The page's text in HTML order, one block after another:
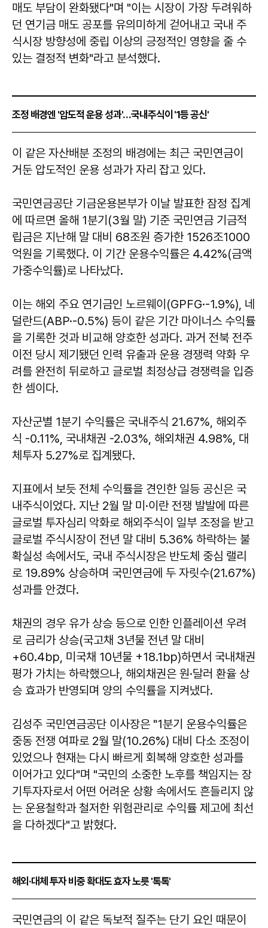
매도 부담이 완화됐다"며 "이는 시장이 가장 두려워하
던 연기금 매도 공포를 유의미하게 걷어내고 국내 주
식시장 방향성에 중립 이상의 긍정적인 영향을 줄 수
있는 결정적 변화"라고 분석했다.
조정 배경엔 '압도적 운용 성과'…국내주식이 '1등 공신'
이 같은 자산배분 조정의 배경에는 최근 국민연금이
거둔 압도적인 운용 성과가 자리 잡고 있다.
국민연금공단 기금운용본부가 이날 발표한 잠정 집계
에 따르면 올해 1분기(3월 말) 기준 국민연금 기금적
립금은 지난해 말 대비 68조원 증가한 1526조1000
억원을 기록했다. 이 기간 운용수익률은 4.42%(금액
가중수익률)로 나타났다.
이는 해외 주요 연기금인 노르웨이(GPFG·-1.9%), 네
덜란드(ABP·-0.5%) 등이 같은 기간 마이너스 수익률
을 기록한 것과 비교해 양호한 성과다. 과거 전북 전주
이전 당시 제기됐던 인력 유출과 운용 경쟁력 약화 우
려를 완전히 뒤로하고 글로벌 최정상급 경쟁력을 입증
한 셈이다.
자산군별 1분기 수익률은 국내주식 21.67%, 해외주
식 -0.11%, 국내채권 -2.03%, 해외채권 4.98%, 대
체투자 5.27%로 집계됐다.
지표에서 보듯 전체 수익률을 견인한 일등 공신은 국
내주식이었다. 지난 2월 말 미·이란 전쟁 발발에 따른
글로벌 투자심리 악화로 해외주식이 일부 조정을 받고
글로벌 주식시장이 전년 말 대비 5.36% 하락하는 불
확실성 속에서도, 국내 주식시장은 반도체 중심 랠리
로 19.89% 상승하며 국민연금에 두 자릿수(21.67%)
성과를 안겼다.
채권의 경우 유가 상승 등으로 인한 인플레이션 우려
로 금리가 상승(국고채 3년물 전년 말 대비
+60.4bp, 미국채 10년물 +18.1bp)하면서 국내채권
평가 가치는 하락했으나, 해외채권은 원·달러 환율 상
승 효과가 반영되며 양의 수익률을 지켜냈다.
김성주 국민연금공단 이사장은 "1분기 운용수익률은
중동 전쟁 여파로 2월 말(10.26%) 대비 다소 조정이
있었으나 현재는 다시 빠르게 회복해 양호한 성과를
이어가고 있다"며 "국민의 소중한 노후를 책임지는 장
기투자자로서 어떤 어려운 상황 속에서도 흔들리지 않
는 운용철학과 철저한 위험관리로 수익률 제고에 최선
을 다하겠다"고 밝혔다.
해외·대체 투자 비중 확대도 효자 노릇 '톡톡'
국민연금의 이 같은 독보적 질주는 단기 요인 때문이